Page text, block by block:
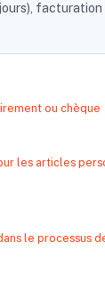
facturation
ou chèque
les articles
le processus